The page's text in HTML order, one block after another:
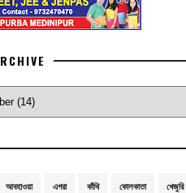
আবহাওয়া এগরা কাঁথি কোলকাতা খেজুরি